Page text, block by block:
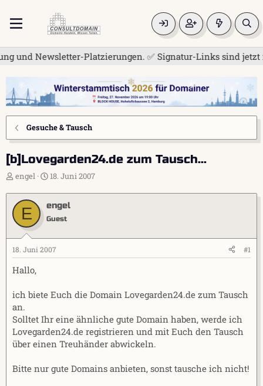
Platzierungen. ✅ Signatur-Links sind jetzt für
Gesuche & Tausch
[b]Lovegarden24.de zum Tausch...
E
s
t
e
l
e
r
engel
E
s
t
e
l
t
a
18. Juni 2007
E engel
Guest
18. Juni 2007 #1
Hallo,
ich biete Euch die Domain Lovegarden24.de zum Tausch
an.
Solltet Ihr eine ähnliche gute Domain haben, werde ich
Lovegarden24.de registrieren und mit Euch den Tausch
über einen Treuhänder abwickeln.
Bitte nur gute Domains anbieten, sonst tausche ich nicht!